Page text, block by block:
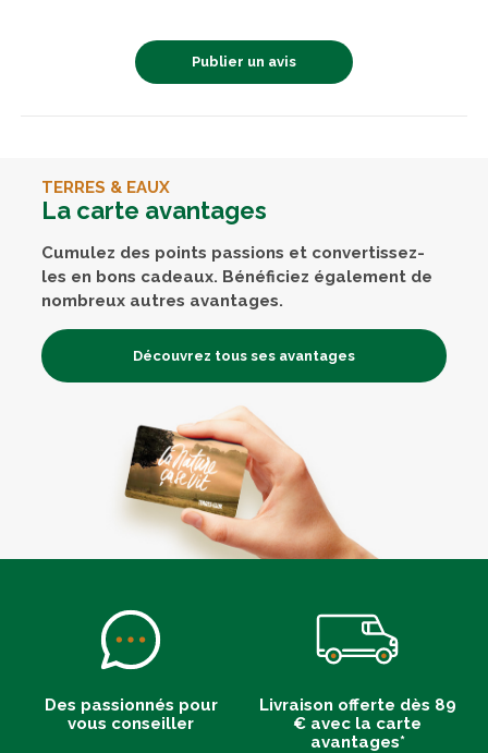
Publier un avis
TERRES & EAUX
La carte avantages
Cumulez des points passions et convertissez-
les en bons cadeaux. Bénéficiez également de
nombreux autres avantages.
Découvrez tous ses avantages
Des passionnés pour
vous conseiller
Livraison offerte dès 89
€ avec la carte
avantages*